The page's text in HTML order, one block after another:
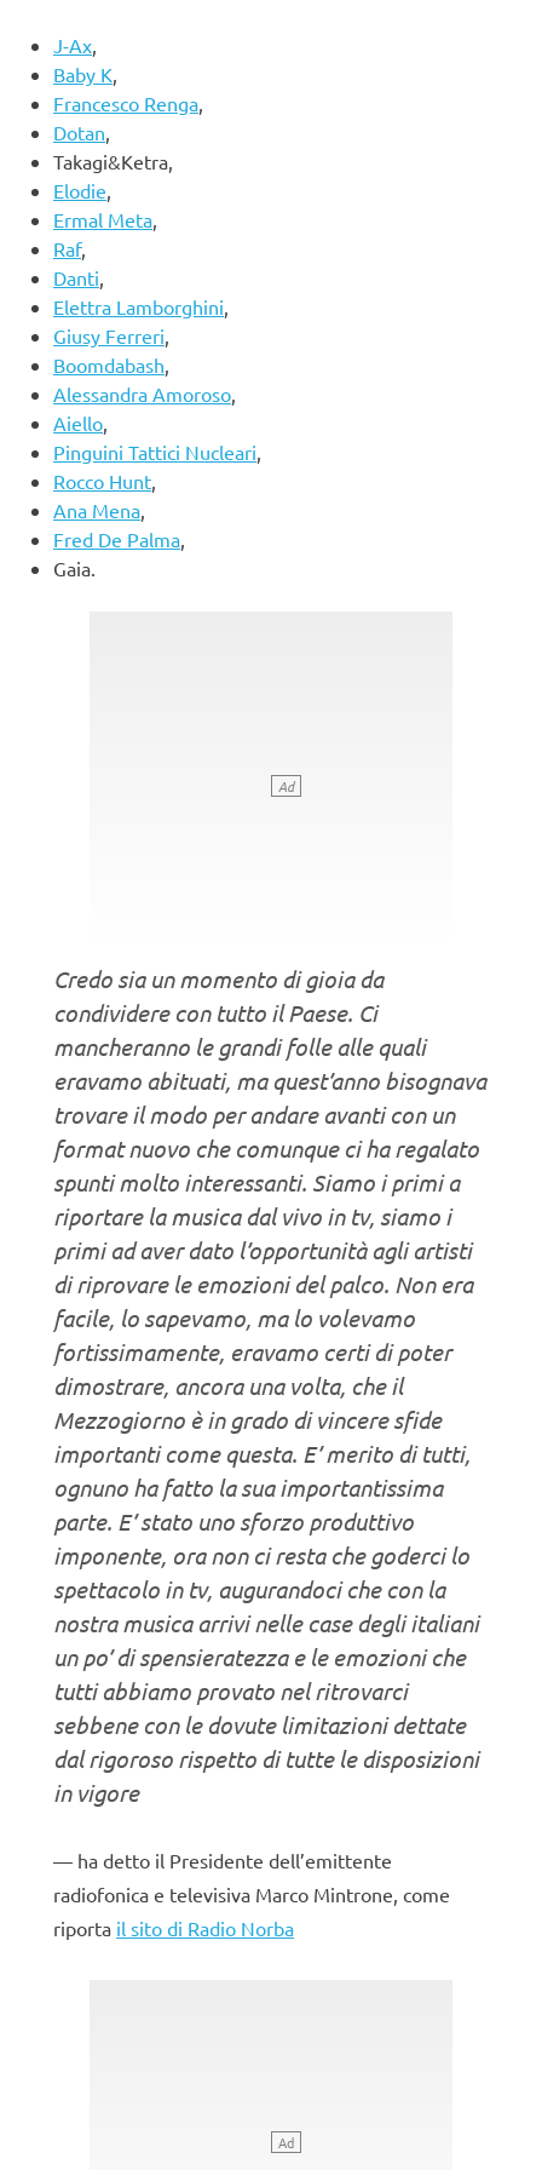
J-Ax
Baby K
Francesco Renga
Dotan
Takagi&Ketra,
Elodie
Ermal Meta
Raf,
Danti
Elettra Lamborghini
Giusy Ferreri
Boomdabash
Alessandra Amoroso
Aiello
Pinguini Tattici Nucleari
Rocco Hunt
Ana Mena
Fred De Palma
Gaia.
Credo sia un momento di gioia da
condividere con tutto il Paese. Ci
mancheranno le grandi folle alle quali
eravamo abituati, ma quest’anno bisognava
trovare il modo per andare avanti con un
format nuovo che comunque ci ha regalato
spunti molto interessanti. Siamo i primi a
riportare la musica dal vivo in tv, siamo i
primi ad aver dato l’opportunità agli artisti
di riprovare le emozioni del palco. Non era
facile, lo sapevamo, ma lo volevamo
fortissimamente, eravamo certi di poter
dimostrare, ancora una volta, che il
Mezzogiorno è in grado di vincere sfide
importanti come questa. E’ merito di tutti,
ognuno ha fatto la sua importantissima
parte. E’ stato uno sforzo produttivo
imponente, ora non ci resta che goderci lo
spettacolo in tv, augurandoci che con la
nostra musica arrivi nelle case degli italiani
un po’ di spensieratezza e le emozioni che
tutti abbiamo provato nel ritrovarci
sebbene con le dovute limitazioni dettate
dal rigoroso rispetto di tutte le disposizioni
in vigore
ha detto il Presidente dell’emittente
radiofonica e televisiva Marco Mintrone, come
riporta il sito di Radio Norba